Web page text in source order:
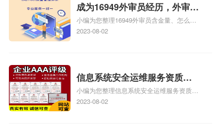
成为16949外审员经历，外审员
16949
小编为您整理16949外审员含金量、怎么才
能成为注册的TS16949:2009的外审员、我
2023-08-02
信息系统安全运维服务资质二
级费用，信息系统安全运维服
务资质二级
小编为您整理信息系统安全运维服务资质认
证证书机构有哪些、安全运维服务资质的费
2023-08-02